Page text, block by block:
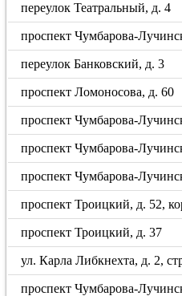
переулок Театральный, д. 4
проспект Чумбарова-
переулок Банковский, д. 3
проспект Ломоносова, д. 60
проспект Чумбарова-
проспект Чумбарова-
проспект Чумбарова-
проспект Троицкий, д. 52,
проспект Троицкий, д. 37
ул. Карла Либкнехта, д. 2,
проспект Чумбарова-